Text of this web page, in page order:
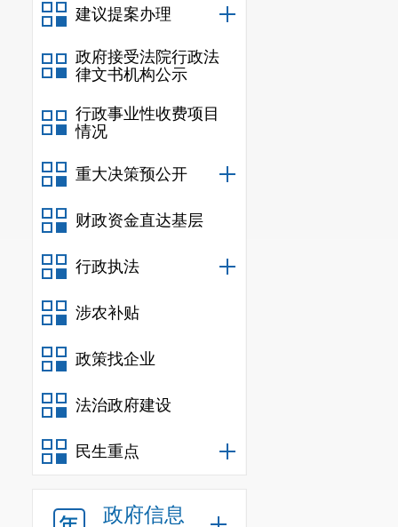
建议提案办理
政府接受法院行政法
律文书机构公示
行政事业性收费项目
情况
重大决策预公开
财政资金直达基层
行政执法
涉农补贴
政策找企业
法治政府建设
民生重点
政府信息